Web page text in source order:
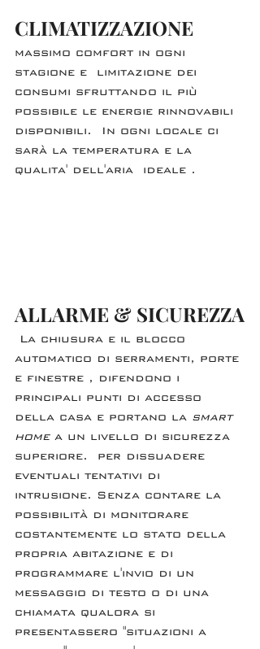
CLIMATIZZAZIONE
massimo comfort in ogni
stagione e  limitazione dei
consumi sfruttando il più
possibile le energie rinnovabili
disponibili. In ogni locale ci
sarà la temperatura e la
qualita' dell'aria  ideale .
ALLARME & SICUREZZA
automatico di serramenti, porte
e finestre , difendono i
principali punti di accesso
della casa e portano la smart
home a un livello di sicurezza
superiore.  per dissuadere
eventuali tentativi di
intrusione. Senza contare la
possibilità di monitorare
costantemente lo stato della
propria abitazione e di
programmare l'invio di un
messaggio di testo o di una
chiamata qualora si
presentassero "situazioni a